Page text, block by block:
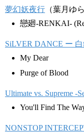
夢幻妖夜行 （葉月ゆら
戀廻-RENKAI-
SiLVER DANCE ー
My Dear
Purge of Blood
Ultimate vs. Supreme -
You'll Find The
NONSTOP